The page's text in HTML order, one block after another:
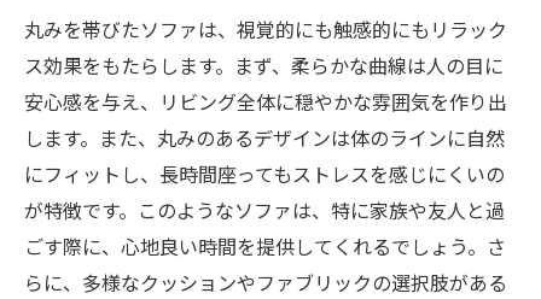
丸みを帯びたソファは、視覚的にも触感的にもリラック
ス効果をもたらします。まず、柔らかな曲線は人の目に
安心感を与え、リビング全体に穏やかな雰囲気を作り出
します。また、丸みのあるデザインは体のラインに自然
にフィットし、長時間座ってもストレスを感じにくいの
が特徴です。このようなソファは、特に家族や友人と過
ごす際に、心地良い時間を提供してくれるでしょう。さ
らに、多様なクッションやファブリックの選択肢がある